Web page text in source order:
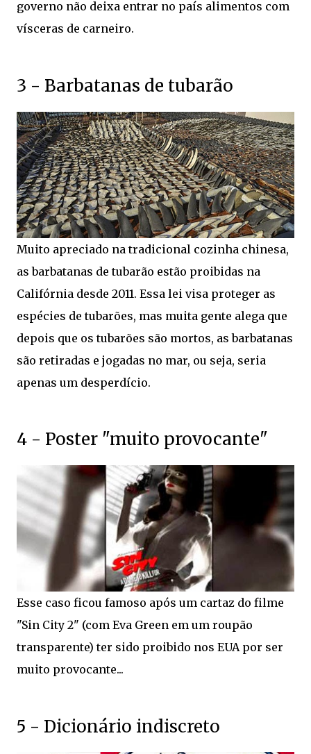
governo não deixa entrar no país alimentos com
vísceras de carneiro.
3 - Barbatanas de tubarão
Muito apreciado na tradicional cozinha chinesa,
as barbatanas de tubarão estão proibidas na
Califórnia desde 2011. Essa lei visa proteger as
espécies de tubarões, mas muita gente alega que
depois que os tubarões são mortos, as barbatanas
são retiradas e jogadas no mar, ou seja, seria
apenas um desperdício.
4 - Poster "muito provocante"
Esse caso ficou famoso após um cartaz do filme
"Sin City 2" (com Eva Green em um roupão
transparente) ter sido proibido nos EUA por ser
muito provocante...
5 - Dicionário indiscreto